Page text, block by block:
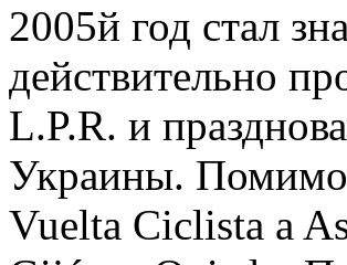
2005й год стал
действительно
L.P.R. и
Украины. Помимо
Vuelta Ciclista a